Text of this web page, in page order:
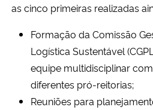
as cinco primeiras realizadas
Formação da Comissão
Logística Sustentável
equipe multidisciplinar
diferentes pró-reitorias;
Reuniões para